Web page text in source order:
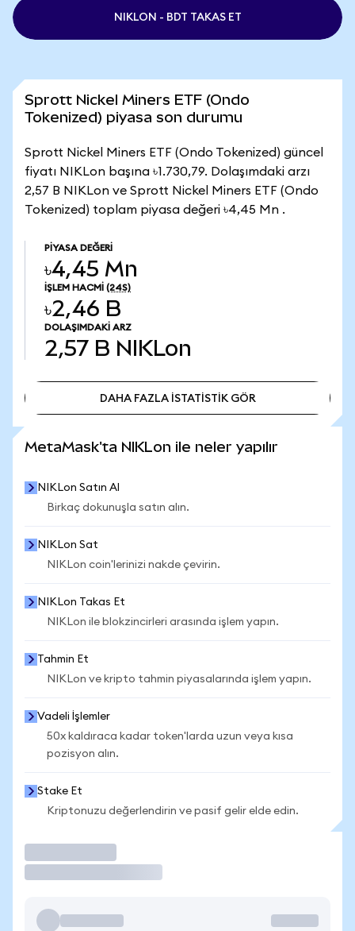
NIKLON - BDT TAKAS ET
Sprott Nickel Miners ETF (Ondo
Tokenized) piyasa son durumu
Sprott Nickel Miners ETF (Ondo Tokenized) güncel
fiyatı NIKLon başına ৳1.730,79. Dolaşımdaki arzı
2,57 B NIKLon ve Sprott Nickel Miners ETF (Ondo
Tokenized) toplam piyasa değeri ৳4,45 Mn .
PIYASA DEĞERI
৳4,45 Mn
İŞLEM HACMI (24S)
৳2,46 B
DOLAŞIMDAKI ARZ
2,57 B NIKLon
DAHA FAZLA İSTATİSTİK GÖR
MetaMask'ta NIKLon ile neler yapılır
NIKLon Satın Al
Birkaç dokunuşla satın alın.
NIKLon Sat
NIKLon coin'lerinizi nakde çevirin.
NIKLon Takas Et
NIKLon ile blokzincirleri arasında işlem yapın.
Tahmin Et
NIKLon ve kripto tahmin piyasalarında işlem yapın.
Vadeli İşlemler
50x kaldıraca kadar token'larda uzun veya kısa
pozisyon alın.
Stake Et
Kriptonuzu değerlendirin ve pasif gelir elde edin.